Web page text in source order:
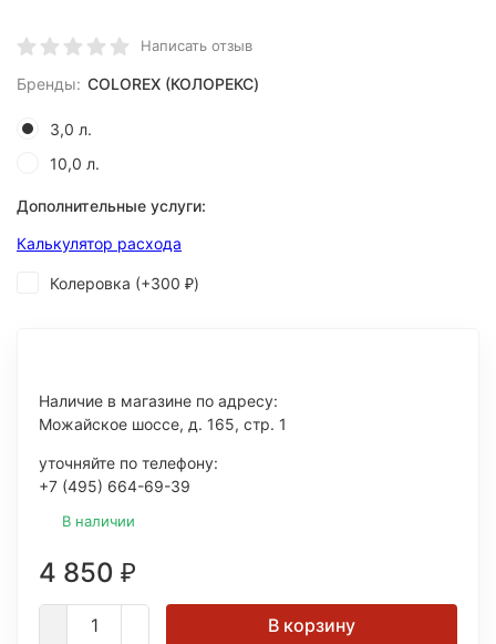
Написать отзыв
Бренды: COLOREX (КОЛОРЕКС)
3,0 л.
10,0 л.
Дополнительные услуги:
Калькулятор расхода
Колеровка (+300 ₽)
Наличие в магазине по адресу:
Можайское шоссе, д. 165, стр. 1
уточняйте по телефону:
+7 (495) 664-69-39
В наличии
4 850 ₽
В корзину